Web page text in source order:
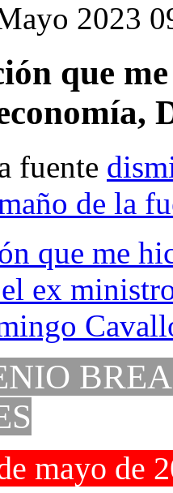
2023
que
fuente
de la
mayo de